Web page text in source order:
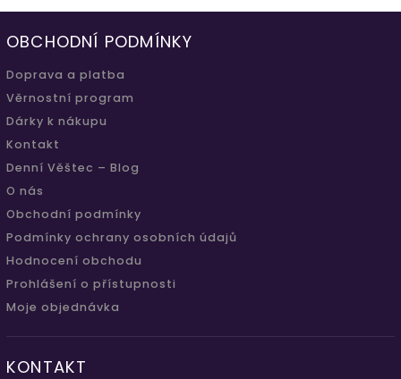
OBCHODNÍ PODMÍNKY
Doprava a platba
Věrnostní program
Dárky k nákupu
Kontakt
Denní Věštec – Blog
O nás
Obchodní podmínky
Podmínky ochrany osobních údajů
Hodnocení obchodu
Prohlášení o přístupnosti
Moje objednávka
KONTAKT